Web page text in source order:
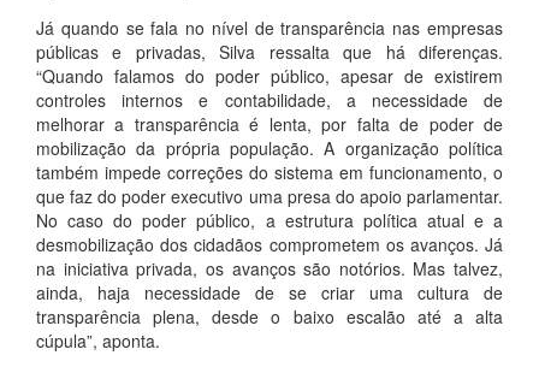
Já quando se fala no nível de transparência nas empresas
públicas e privadas, Silva ressalta que há diferenças.
“Quando falamos do poder público, apesar de existirem
controles internos e contabilidade, a necessidade de
melhorar a transparência é lenta, por falta de poder de
mobilização da própria população. A organização política
também impede correções do sistema em funcionamento, o
que faz do poder executivo uma presa do apoio parlamentar.
No caso do poder público, a estrutura política atual e a
desmobilização dos cidadãos comprometem os avanços. Já
na iniciativa privada, os avanços são notórios. Mas talvez,
ainda, haja necessidade de se criar uma cultura de
transparência plena, desde o baixo escalão até a alta
cúpula”, aponta.